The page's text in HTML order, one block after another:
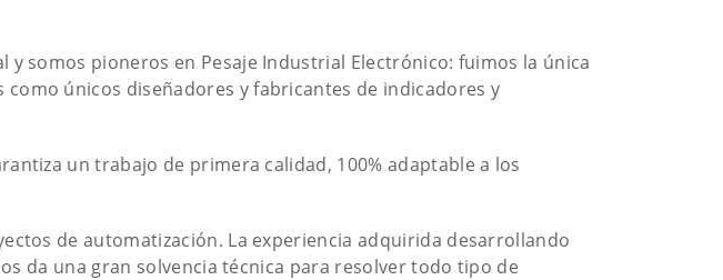
somos pioneros en Pesaje Industrial Electrónico: fuimos la única
únicos diseñadores y fabrican­tes de indicadores y
un trabajo de primera calidad, 100% adapta­ble a los
de automatización. La experiencia adquirida desarrollando
da una gran solvencia técnica para resolver todo tipo de